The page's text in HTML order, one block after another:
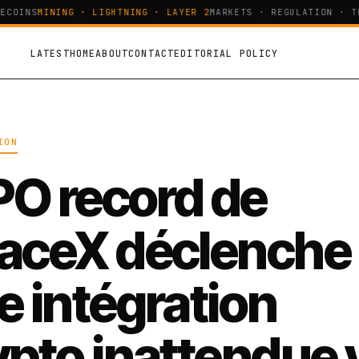
MINING · LIGHTNING · LAYER 2 MARKETS · REGULATION ·
LATESTHOMEABOUTCONTACTEDITORIAL POLICY
record de
déclenche
intégration